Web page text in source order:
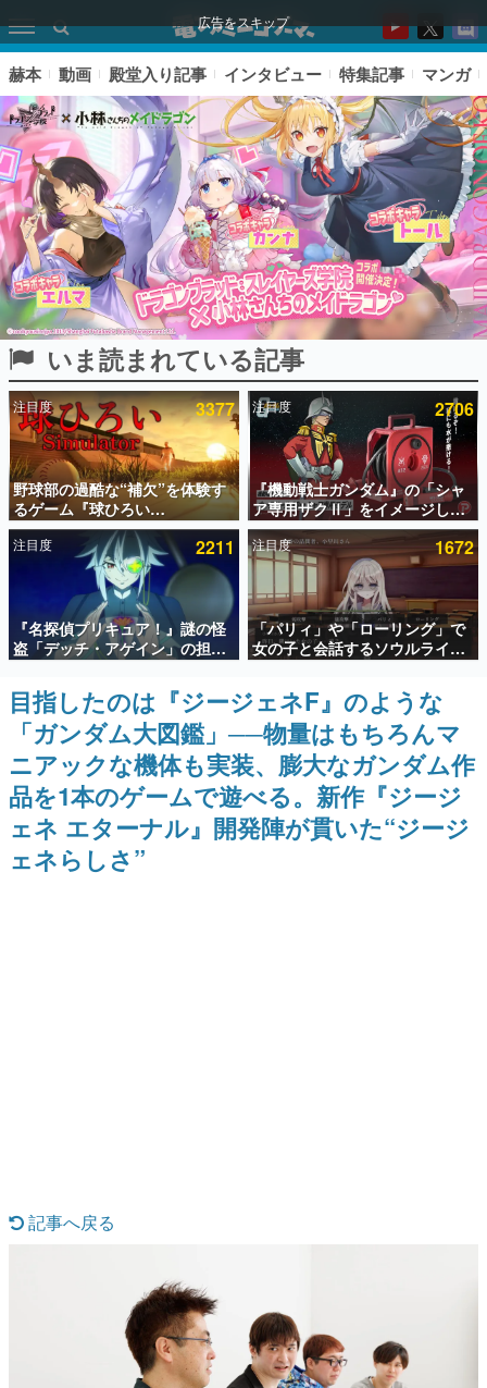
広告をスキップ
ピックアップ
電ファミのいま読まれている記事ランキング
アプリセール情報
インタビュー
連載・特集一覧
殿堂入り記事
SNS拡散数が数千以上！ ページビュー数万以上！ などな
ど。多くの人々に読まれた、電ファミ渾身の“殿堂入り”記
事をまとめました。
ゲームの企画書
名作ゲームクリエイターの方々に製作時のエピソードをお
聞きし、ヒットする企画（ゲーム）とは何か？を探ってい
きます。
赫本
この物語を解いてはいけない。『赫本』は、〈試験問題〉
の形をした短編ホラー小説集です。
新世代に訊く
ゲームが変えた日本語
「経験値」「裏技」「ラスボス」… ゲームにまつわる言葉
の起源や用法の変遷を、コンピューター文化史研究家・タ
イニーP氏が徹底調査。
赫本 動画 殿堂入り記事 インタビュー 特集記事 マンガ
いま読まれている記事
注目度 3377
野球部の過酷な“補欠”を体験す
るゲーム『球ひろい
Simulator』が「1件」のウィッ
シュリストをもとにチェコ語に
対応しSNSで話題に。『キング
ダム・カム』開発元やチェコの
プロ野球選手から称賛の声
注目度 2706
『機動戦士ガンダム』の「シャ
ア専用ザクⅡ」をイメージした
散水ホースリールが予約開始。
本体にはシャアのパーソナルマ
ークやジオン公国軍のエンブレ
ム、型式番号などを配置
注目度 2211
『名探偵プリキュア！』謎の怪
盗「デッチ・アゲイン」の担当
キャストは天﨑滉平さんと判
明。『Re:ゼロから始める異世
界生活』オットー役、『ヒプノ
シスマイク』山田三郎役など
注目度 1672
「パリィ」や「ローリング」で
女の子と会話するソウルライク
恋愛ゲーム『小早川さんはソウ
ルライク』無料公開。返事に失
敗すると「YOU DIED」
目指したのは『ジージェネF』のような
「ガンダム大図鑑」──物量はもちろんマ
ニアックな機体も実装、膨大なガンダム作
品を1本のゲームで遊べる。新作『ジージ
ェネ エターナル』開発陣が貫いた“ジージ
ェネらしさ”
記事へ戻る